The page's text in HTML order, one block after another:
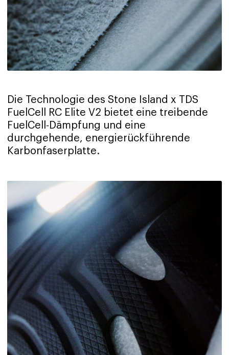
Die Technologie des Stone Island x TDS
FuelCell RC Elite V2 bietet eine treibende
FuelCell-Dämpfung und eine
durchgehende, energierückführende
Karbonfaserplatte.